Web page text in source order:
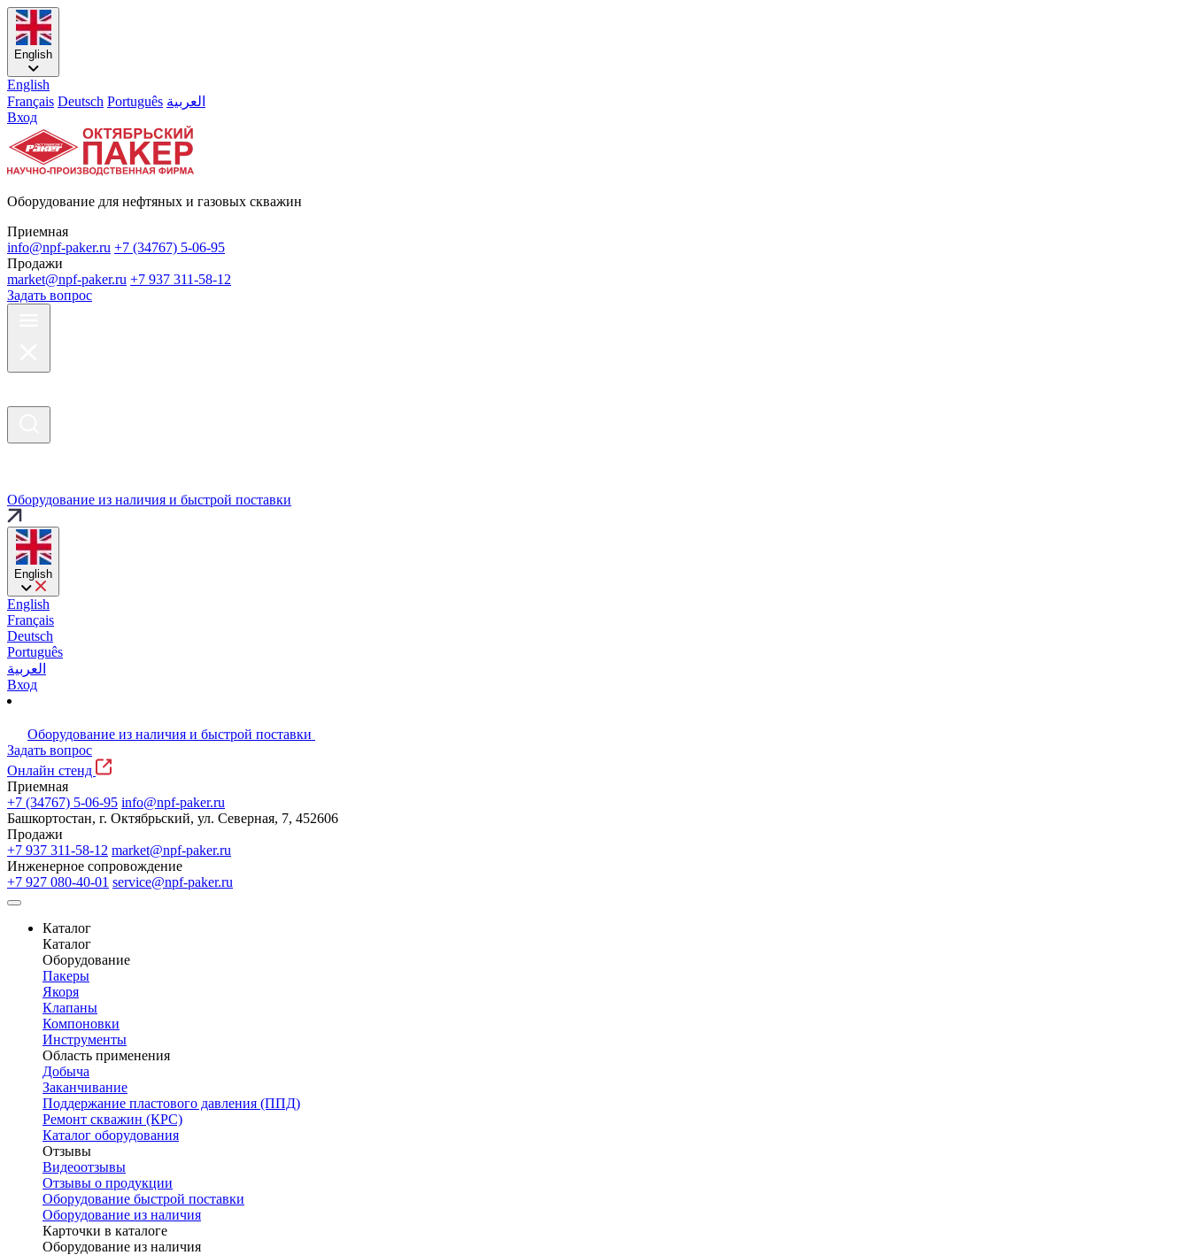
English
English
Français Deutsch Português العربية
Вход
Оборудование для нефтяных и газовых скважин
Приемная
info@npf-paker.ru +7 (34767) 5-06-95
Продажи
market@npf-paker.ru +7 937 311-58-12
Задать вопрос
Оборудование из наличия и быстрой поставки
English
English
Français
Deutsch
Português
العربية
Вход
Оборудование из наличия и быстрой поставки
Задать вопрос
Онлайн стенд
Приемная
+7 (34767) 5-06-95 info@npf-paker.ru
Башкортостан, г. Октябрьский, ул. Северная, 7, 452606
Продажи
+7 937 311-58-12 market@npf-paker.ru
Инженерное сопровождение
+7 927 080-40-01 service@npf-paker.ru
Каталог
Каталог
Оборудование
Пакеры
Якоря
Клапаны
Компоновки
Инструменты
Область применения
Добыча
Заканчивание
Поддержание пластового давления (ППД)
Ремонт скважин (КРС)
Каталог оборудования
Отзывы
Видеоотзывы
Отзывы о продукции
Оборудование быстрой поставки
Оборудование из наличия
Карточки в каталоге
Оборудование из наличия